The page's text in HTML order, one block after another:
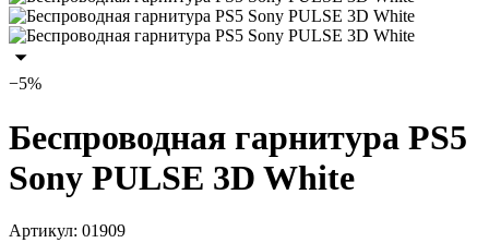
−5%
Беспроводная гарнитура PS5
Sony PULSE 3D White
Артикул: 01909